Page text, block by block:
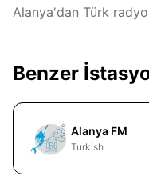
Alanya'dan Türk
Benzer
Alanya FM
Turkish